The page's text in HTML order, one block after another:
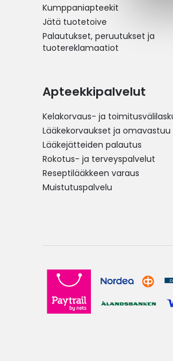
Kumppaniapteekit
Jätä tuotetoive
Palautukset, peruutukset ja
tuotereklamaatiot
Apteekkipalvelut
Kelakorvaus- ja
Lääkekorvaukset ja omavastuu
Lääkejätteiden palautus
Rokotus- ja terveyspalvelut
Reseptilääkkeen varaus
Muistutuspalvelu